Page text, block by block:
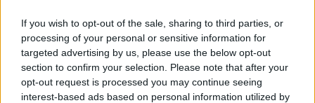
If you wish to opt-out of the sale, sharing to third parties, or
processing of your personal or sensitive information for
targeted advertising by us, please use the below opt-out
section to confirm your selection. Please note that after your
opt-out request is processed you may continue seeing
interest-based ads based on personal information utilized by